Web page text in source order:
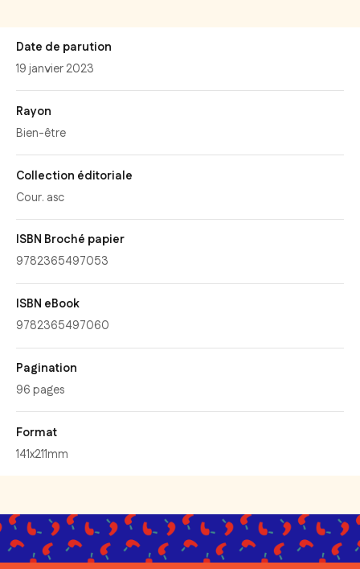
Date de parution
19 janvier 2023
Rayon
Bien-être
Collection éditoriale
Cour. asc
ISBN Broché papier
9782365497053
ISBN eBook
9782365497060
Pagination
96 pages
Format
141x211mm